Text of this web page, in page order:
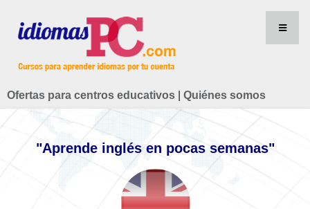
Ofertas para centros educativos Quiénes somos
"Aprende inglés en pocas semanas"